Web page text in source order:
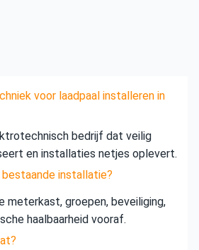
voor laadpaal installeren in
bedrijf dat veilig
en installaties netjes oplevert.
installatie?
meterkast, groepen, beveiliging,
haalbaarheid vooraf.